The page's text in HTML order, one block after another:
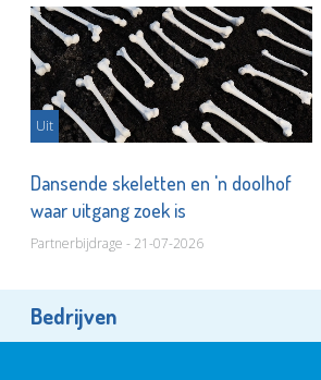
Uit
Dansende skeletten en 'n doolhof
waar uitgang zoek is
Partnerbijdrage - 21-07-2026
Bedrijven